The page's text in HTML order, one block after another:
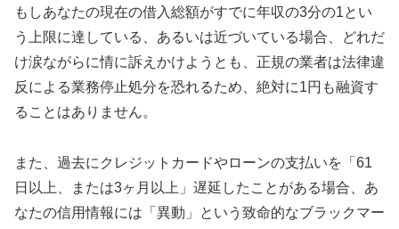
もしあなたの現在の借入総額がすでに年収の3分の1とい
う上限に達している、あるいは近づいている場合、どれだ
け涙ながらに情に訴えかけようとも、正規の業者は法律違
反による業務停止処分を恐れるため、絶対に1円も融資す
ることはありません。
また、過去にクレジットカードやローンの支払いを「61
日以上、または3ヶ月以上」遅延したことがある場合、あ
なたの信用情報には「異動」という致命的なブラックマー